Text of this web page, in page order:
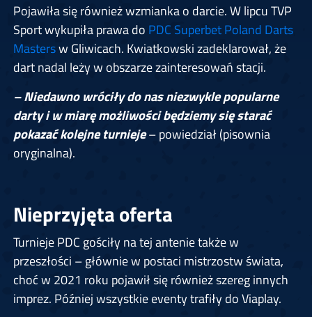
Pojawiła się również wzmianka o darcie. W lipcu TVP
Sport wykupiła prawa do PDC Superbet Poland Darts
Mastersw Gliwicach. Kwiatkowski zadeklarował, że
dart nadal leży w obszarze zainteresowań stacji.
– Niedawno wróciły do nas niezwykle popularne
darty i w miarę możliwości będziemy się starać
pokazać kolejne turnieje– powiedział (pisownia
oryginalna).
Nieprzyjęta oferta
Turnieje PDC gościły na tej antenie także w
przeszłości – głównie w postaci mistrzostw świata,
choć w 2021 roku pojawił się również szereg innych
imprez. Później wszystkie eventy trafiły do Viaplay.